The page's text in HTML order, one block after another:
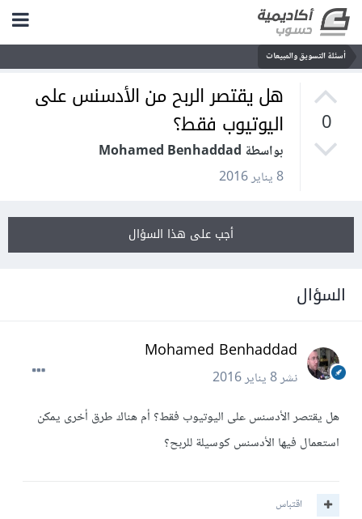
أسئلة التسويق والمبيعات
0
هل يقتصر الربح من الأدسنس على
اليوتيوب فقط؟
بواسطة Mohamed Benhaddad
8 يناير 2016
أجب على هذا السؤال
السؤال
Mohamed Benhaddad
نشر8 يناير 2016
هل يقتصر الأدسنس على اليوتيوب فقط؟ أم هناك طرق أخرى يمكن
استعمال فيها الأدسنس كوسيلة للربح؟
اقتباس